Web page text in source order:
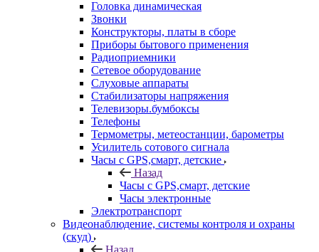
Головка динамическая
Звонки
Конструкторы, платы в сборе
Приборы бытового применения
Радиоприемники
Сетевое оборудование
Слуховые аппараты
Стабилизаторы напряжения
Телевизоры.бумбоксы
Телефоны
Термометры, метеостанции, барометры
Усилитель сотового сигнала
Часы с GPS,смарт, детские
Назад
Часы с GPS,смарт, детские
Часы электронные
Электротранспорт
Видеонаблюдение, системы контроля и охраны
(скуд)
Назад